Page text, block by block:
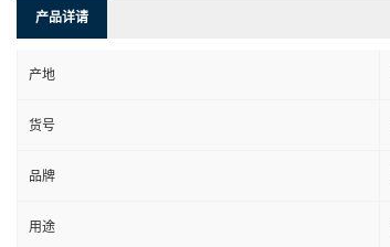
产品详请
产地
货号
品牌
用途